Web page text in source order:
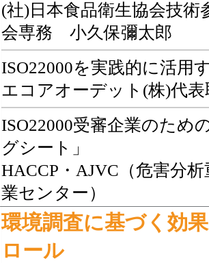
(社)日本食品衛生協会技術
会専務 小久保彌太郎
ISO22000を実践的に活用
エコアオーデット(株)代
ISO22000受審企業のため
グシート」
HACCP・AJVC（危害分
業センター）
環境調査に基づく効
ロール